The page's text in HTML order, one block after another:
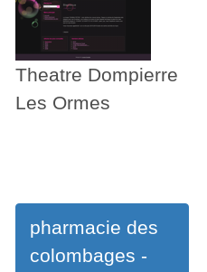
Theatre Dompierre
Les Ormes
pharmacie des
colombages -